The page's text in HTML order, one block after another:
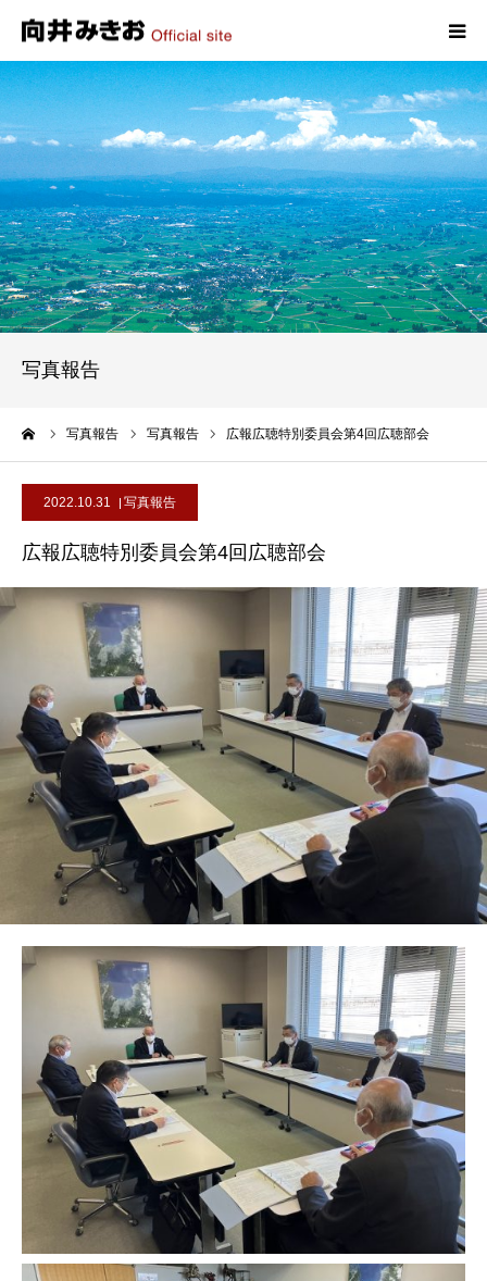
写真報告
写真報告 写真報告 広報広聴特別委員会第4回広聴部会
2022.10.31 写真報告
広報広聴特別委員会第4回広聴部会
HOME
プロフィール
政策
活動報告